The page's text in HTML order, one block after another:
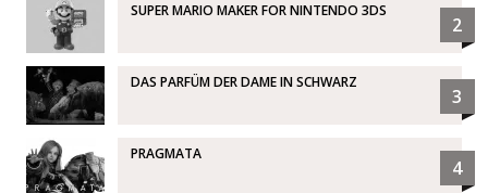
SUPER MARIO MAKER FOR NINTENDO 3DS
2
DAS PARFÜM DER DAME IN SCHWARZ
3
PRAGMATA
4